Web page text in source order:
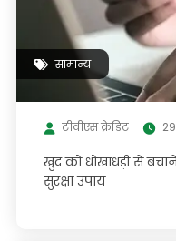
सामान्य
टीवीएस क्रेडिट
खुद को धोखाधड़ी से
सुरक्षा उपाय